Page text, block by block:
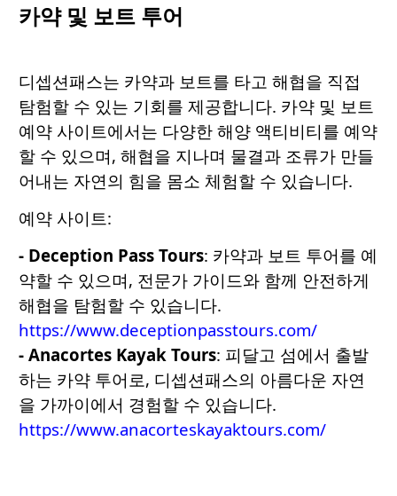
카약 및 보트 투어
디셉션패스는 카약과 보트를 타고 해협을 직접
탐험할 수 있는 기회를 제공합니다. 카약 및 보트
예약 사이트에서는 다양한 해양 액티비티를 예약
할 수 있으며, 해협을 지나며 물결과 조류가 만들
어내는 자연의 힘을 몸소 체험할 수 있습니다.
예약 사이트:
- Deception Pass Tours: 카약과 보트 투어를 예
약할 수 있으며, 전문가 가이드와 함께 안전하게
해협을 탐험할 수 있습니다.
https://www.deceptionpasstours.com/
- Anacortes Kayak Tours: 피달고 섬에서 출발
하는 카약 투어로, 디셉션패스의 아름다운 자연
을 가까이에서 경험할 수 있습니다.
https://www.anacorteskayaktours.com/